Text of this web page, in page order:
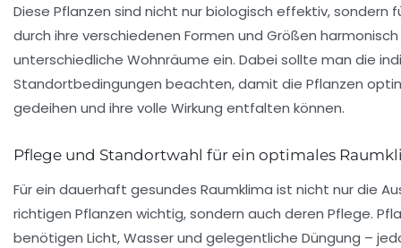
Diese Pflanzen sind nicht nur biologisch effektiv, sondern
durch ihre verschiedenen Formen und Größen harmonisch
unterschiedliche Wohnräume ein. Dabei sollte man die
Standortbedingungen beachten, damit die Pflanzen
gedeihen und ihre volle Wirkung entfalten können.
Pflege und Standortwahl für ein optimales
Für ein dauerhaft gesundes Raumklima ist nicht nur die
richtigen Pflanzen wichtig, sondern auch deren Pflege.
benötigen Licht, Wasser und gelegentliche Düngung –